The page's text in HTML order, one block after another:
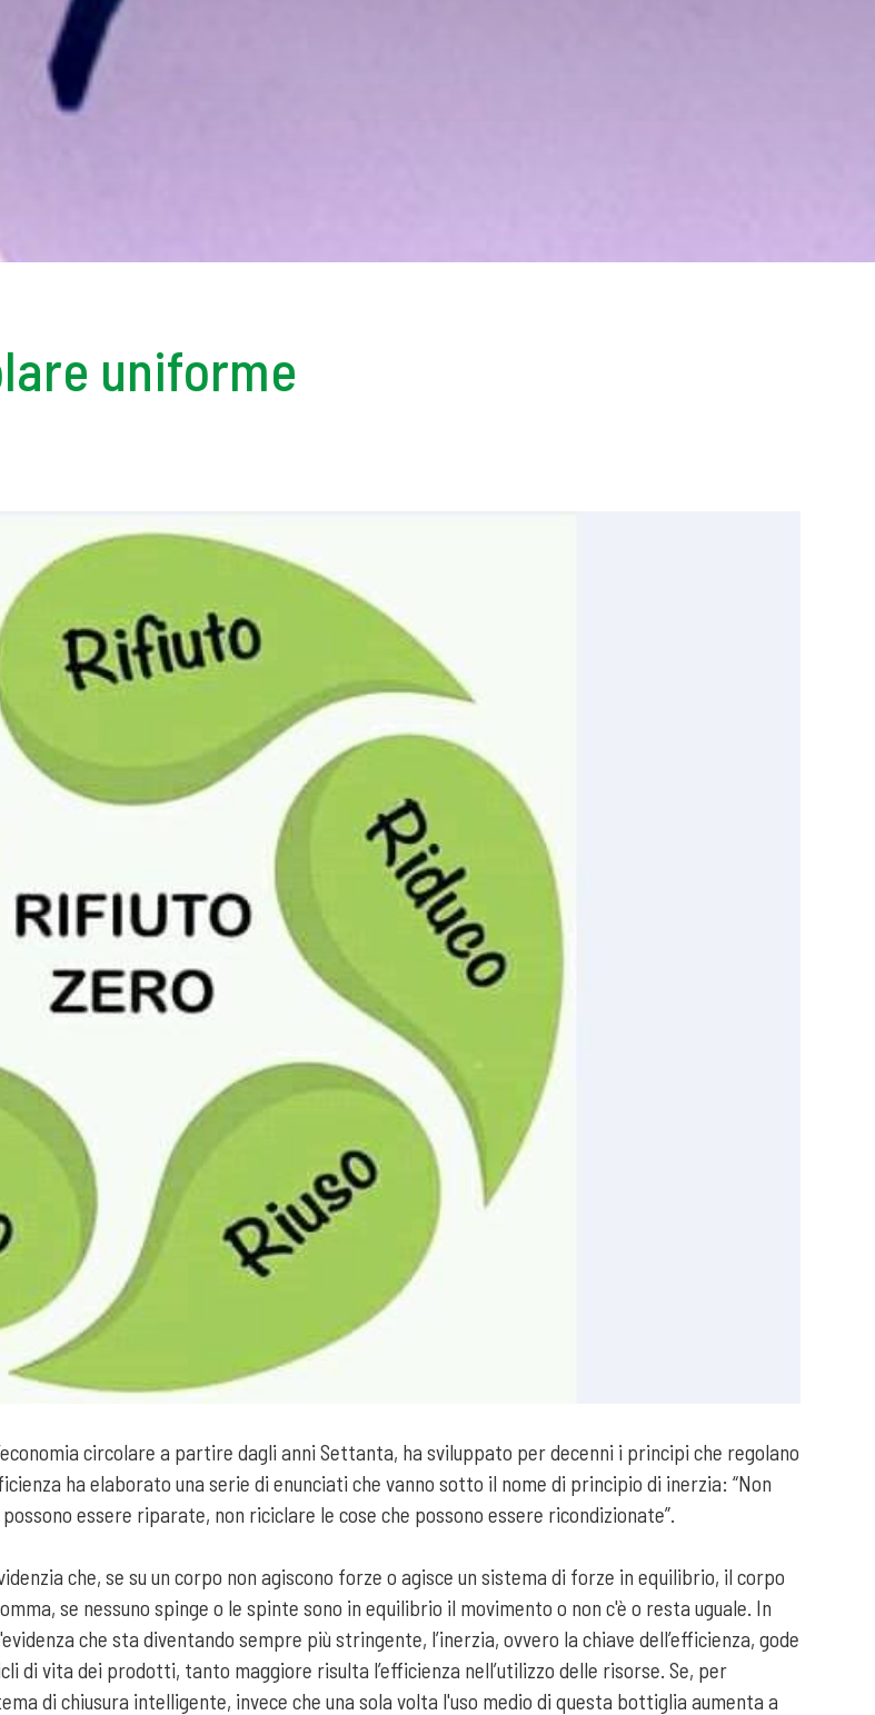
uniforme
circolare a partire dagli anni Settanta, ha sviluppato per decenni i principi che regolano
ha elaborato una serie di enunciati che vanno sotto il nome di principio di inerzia: “Non
essere riparate, non riciclare le cose che possono essere ricondizionate”.
che, se su un corpo non agiscono forze o agisce un sistema di forze in equilibrio, il corpo
se nessuno spinge o le spinte sono in equilibrio il movimento o non c'è o resta uguale. In
che sta diventando sempre più stringente, l’inerzia, ovvero la chiave dell’efficienza, gode
di vita dei prodotti, tanto maggiore risulta l’efficienza nell’utilizzo delle risorse. Se, per
di chiusura intelligente, invece che una sola volta l'uso medio di questa bottiglia aumenta a